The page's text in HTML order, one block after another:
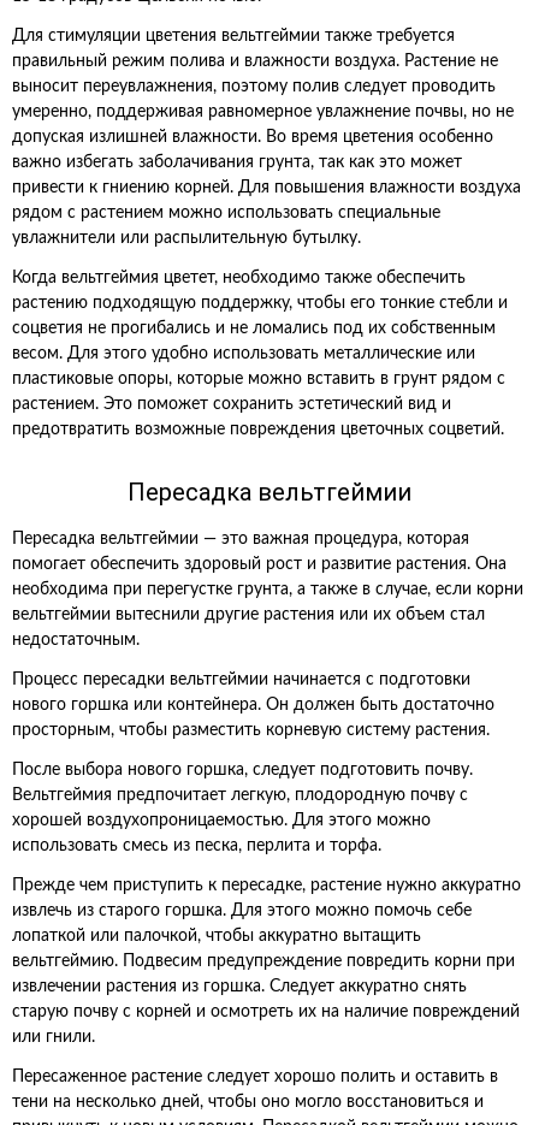
Для стимуляции цветения вельтгеймии также требуется
правильный режим полива и влажности воздуха. Растение не
выносит переувлажнения, поэтому полив следует проводить
умеренно, поддерживая равномерное увлажнение почвы, но не
допуская излишней влажности. Во время цветения особенно
важно избегать заболачивания грунта, так как это может
привести к гниению корней. Для повышения влажности воздуха
рядом с растением можно использовать специальные
увлажнители или распылительную бутылку.
Когда вельтгеймия цветет, необходимо также обеспечить
растению подходящую поддержку, чтобы его тонкие стебли и
соцветия не прогибались и не ломались под их собственным
весом. Для этого удобно использовать металлические или
пластиковые опоры, которые можно вставить в грунт рядом с
растением. Это поможет сохранить эстетический вид и
предотвратить возможные повреждения цветочных соцветий.
Пересадка вельтгеймии
Пересадка вельтгеймии — это важная процедура, которая
помогает обеспечить здоровый рост и развитие растения. Она
необходима при перегустке грунта, а также в случае, если корни
вельтгеймии вытеснили другие растения или их объем стал
недостаточным.
Процесс пересадки вельтгеймии начинается с подготовки
нового горшка или контейнера. Он должен быть достаточно
просторным, чтобы разместить корневую систему растения.
После выбора нового горшка, следует подготовить почву.
Вельтгеймия предпочитает легкую, плодородную почву с
хорошей воздухопроницаемостью. Для этого можно
использовать смесь из песка, перлита и торфа.
Прежде чем приступить к пересадке, растение нужно аккуратно
извлечь из старого горшка. Для этого можно помочь себе
лопаткой или палочкой, чтобы аккуратно вытащить
вельтгеймию. Подвесим предупреждение повредить корни при
извлечении растения из горшка. Следует аккуратно снять
старую почву с корней и осмотреть их на наличие повреждений
или гнили.
Пересаженное растение следует хорошо полить и оставить в
тени на несколько дней, чтобы оно могло восстановиться и